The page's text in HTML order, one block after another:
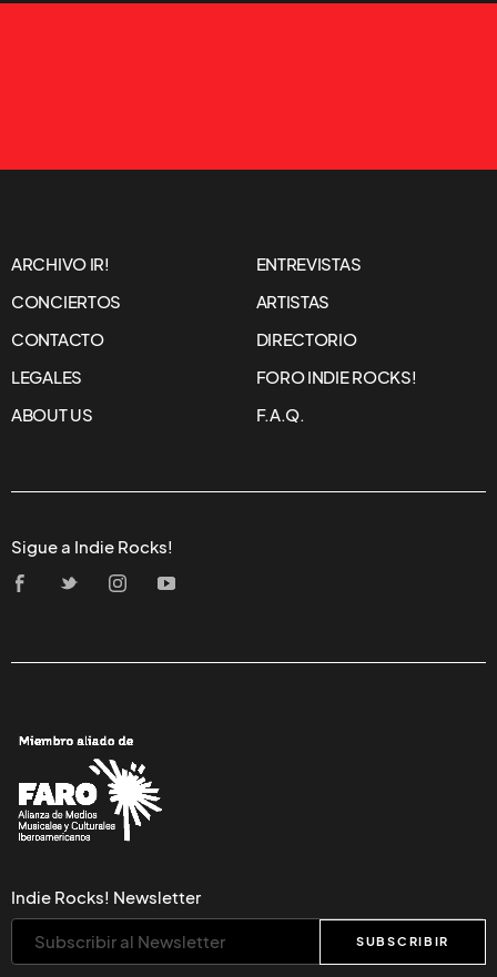
ARCHIVO IR!
ENTREVISTAS
CONCIERTOS
ARTISTAS
CONTACTO
DIRECTORIO
LEGALES
FORO INDIE ROCKS!
ABOUT US
F.A.Q.
Sigue a Indie Rocks!
Indie Rocks! Newsletter